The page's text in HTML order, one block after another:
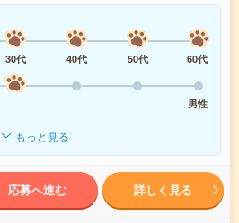
30代 40代 50代
60代
男性
もっと見る
応募へ進む 詳しく見る